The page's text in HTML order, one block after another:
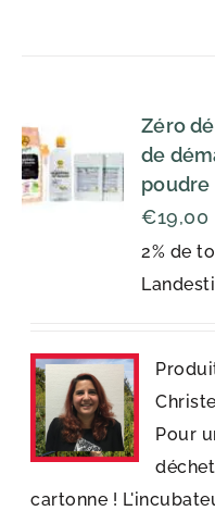
Zéro
de
poudre
2% de
€19,00
Pour
cartonne !